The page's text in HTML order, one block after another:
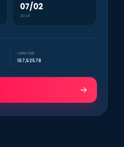
07/02
2024
LONGITUDE
167,52578